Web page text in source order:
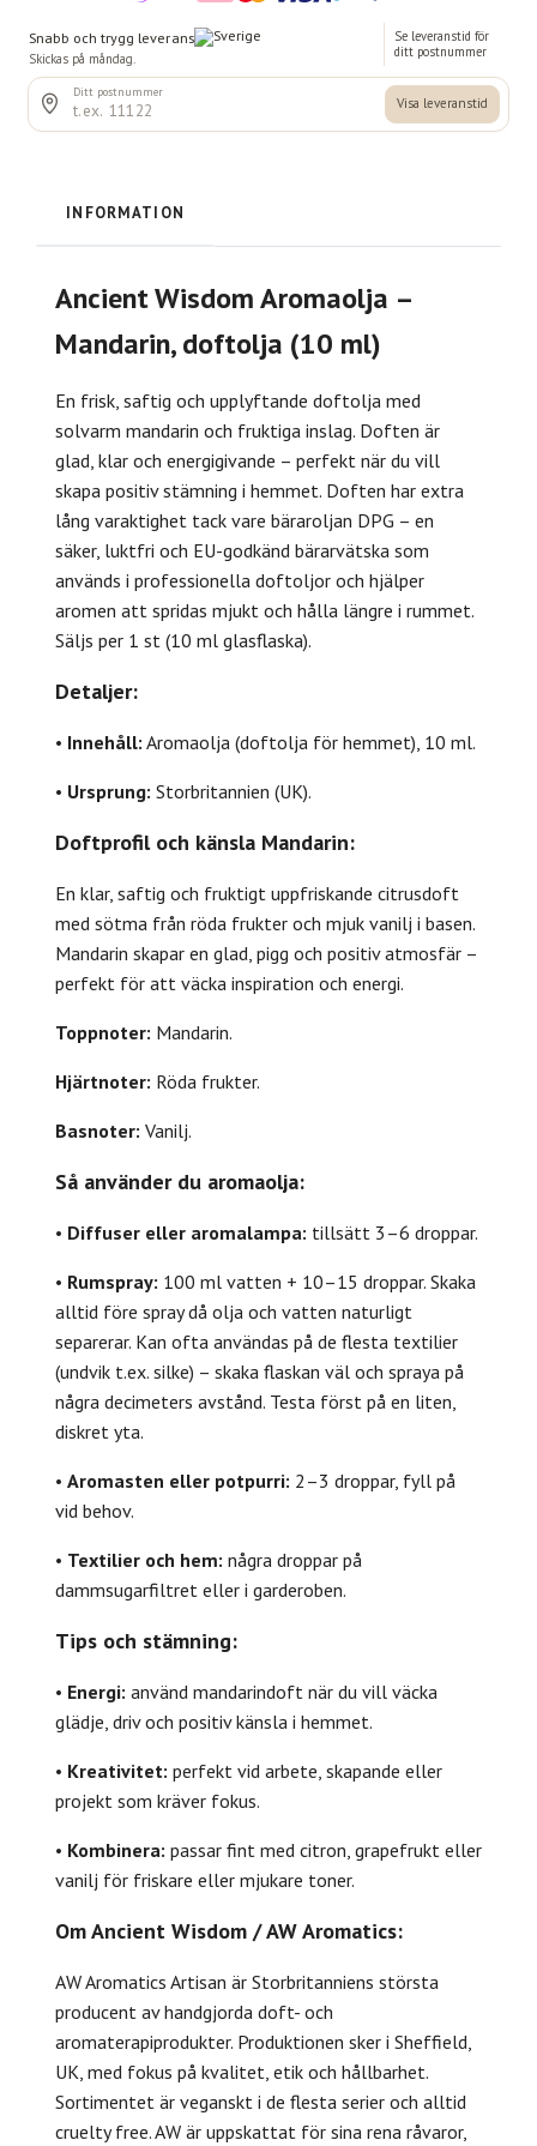
INFORMATION
Ancient Wisdom Aromaolja –
Mandarin, doftolja (10 ml)
En frisk, saftig och upplyftande doftolja med
solvarm mandarin och fruktiga inslag. Doften är
glad, klar och energigivande – perfekt när du vill
skapa positiv stämning i hemmet. Doften har extra
lång varaktighet tack vare bäraroljan DPG – en
säker, luktfri och EU-godkänd bärarvätska som
används i professionella doftoljor och hjälper
aromen att spridas mjukt och hålla längre i rummet.
Säljs per 1 st (10 ml glasflaska).
Detaljer:
• Innehåll: Aromaolja (doftolja för hemmet), 10 ml.
• Ursprung: Storbritannien (UK).
Doftprofil och känsla Mandarin:
En klar, saftig och fruktigt uppfriskande citrusdoft
med sötma från röda frukter och mjuk vanilj i basen.
Mandarin skapar en glad, pigg och positiv atmosfär –
perfekt för att väcka inspiration och energi.
Toppnoter: Mandarin.
Hjärtnoter: Röda frukter.
Basnoter: Vanilj.
Så använder du aromaolja:
• Diffuser eller aromalampa: tillsätt 3–6 droppar.
• Rumspray: 100 ml vatten + 10–15 droppar. Skaka
alltid före spray då olja och vatten naturligt
separerar. Kan ofta användas på de flesta textilier
(undvik t.ex. silke) – skaka flaskan väl och spraya på
några decimeters avstånd. Testa först på en liten,
diskret yta.
• Aromasten eller potpurri: 2–3 droppar, fyll på
vid behov.
• Textilier och hem: några droppar på
dammsugarfiltret eller i garderoben.
Tips och stämning:
• Energi: använd mandarindoft när du vill väcka
glädje, driv och positiv känsla i hemmet.
• Kreativitet: perfekt vid arbete, skapande eller
projekt som kräver fokus.
• Kombinera: passar fint med citron, grapefrukt eller
vanilj för friskare eller mjukare toner.
Om Ancient Wisdom / AW Aromatics:
AW Aromatics Artisan är Storbritanniens största
producent av handgjorda doft- och
aromaterapiprodukter. Produktionen sker i Sheffield,
UK, med fokus på kvalitet, etik och hållbarhet.
Sortimentet är veganskt i de flesta serier och alltid
cruelty free. AW är uppskattat för sina rena råvaror,